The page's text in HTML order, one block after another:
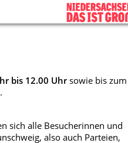
bis 12.00 Uhrsowie bis zum
sich alle Besucherinnen und
also auch Parteien,